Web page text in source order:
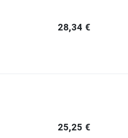
28,34 €
25,25 €